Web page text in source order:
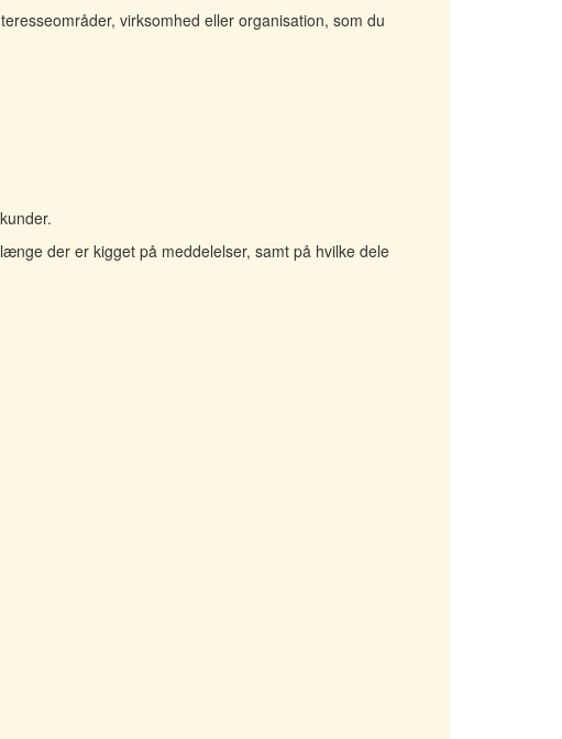
virksomhed eller organisation, som du
der er kigget på meddelelser, samt på hvilke dele